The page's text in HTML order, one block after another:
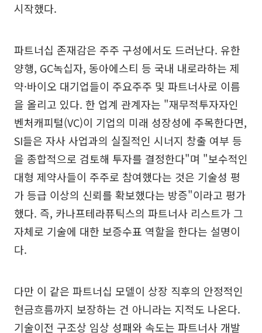
시작했다.
파트너십 존재감은 주주 구성에서도 드러난다. 유한
양행, GC녹십자, 동아에스티 등 국내 내로라하는 제
약·바이오 대기업들이 주요주주 및 파트너사로 이름
을 올리고 있다. 한 업계 관계자는 "재무적투자자인
벤처캐피털(VC)이 기업의 미래 성장성에 주목한다면,
SI들은 자사 사업과의 실질적인 시너지 창출 여부 등
을 종합적으로 검토해 투자를 결정한다"며 "보수적인
대형 제약사들이 주주로 참여했다는 것은 기술성 평
가 등급 이상의 신뢰를 확보했다는 방증"이라고 평가
했다. 즉, 카나프테라퓨틱스의 파트너사 리스트가 그
자체로 기술에 대한 보증수표 역할을 한다는 설명이
다.
다만 이 같은 파트너십 모델이 상장 직후의 안정적인
현금흐름까지 보장하는 건 아니라는 지적도 나온다.
기술이전 구조상 임상 성패와 속도는 파트너사 개발